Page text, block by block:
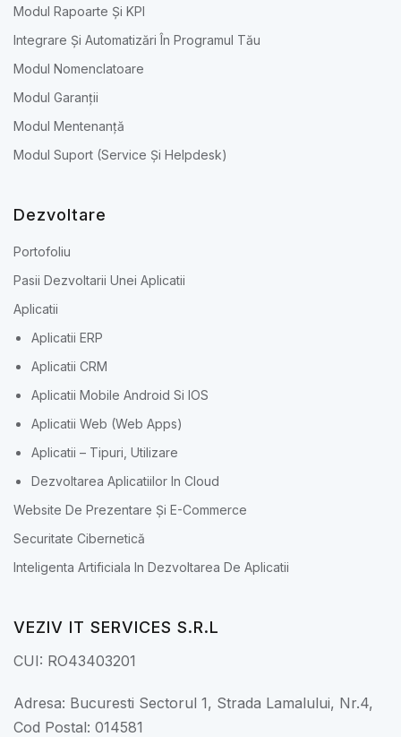
Modul Rapoarte Și KPI
Integrare Și Automatizări În Programul Tău
Modul Nomenclatoare
Modul Garanții
Modul Mentenanță
Modul Suport (Service Și Helpdesk)
Dezvoltare
Portofoliu
Pasii Dezvoltarii Unei Aplicatii
Aplicatii
Aplicatii ERP
Aplicatii CRM
Aplicatii Mobile Android Si IOS
Aplicatii Web (Web Apps)
Aplicatii – Tipuri, Utilizare
Dezvoltarea Aplicatiilor In Cloud
Website De Prezentare Și E-Commerce
Securitate Cibernetică
Inteligenta Artificiala In Dezvoltarea De Aplicatii
VEZIV IT SERVICES S.R.L
CUI: RO43403201
Adresa: Bucuresti Sectorul 1, Strada Lamalului, Nr.4,
Cod Postal: 014581